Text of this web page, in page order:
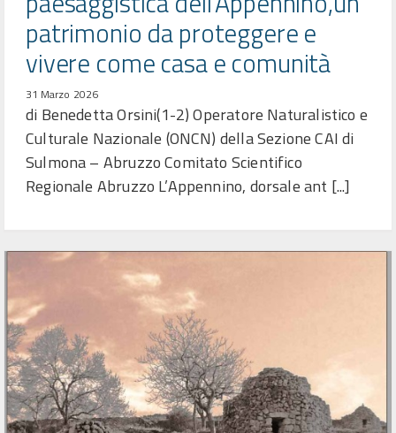
patrimonio da proteggere e
vivere come casa e comunità
31 Marzo 2026
di Benedetta Orsini(1-2) Operatore Naturalistico e
Culturale Nazionale (ONCN) della Sezione CAI di
Sulmona – Abruzzo Comitato Scientifico
Regionale Abruzzo L’Appennino, dorsale ant [...]